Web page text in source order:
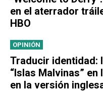
en el aterrador
HBO
OPINIÓN
Traducir identidad:
“Islas Malvinas” en
en la versión